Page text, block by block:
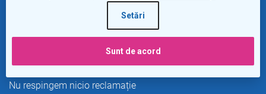
Setări
Sunt de acord
Beneficii pentru clienți
Returnare gratuită în 365 de zile
Nu respingem nicio reclamație